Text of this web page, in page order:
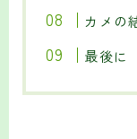
カメの
最後に